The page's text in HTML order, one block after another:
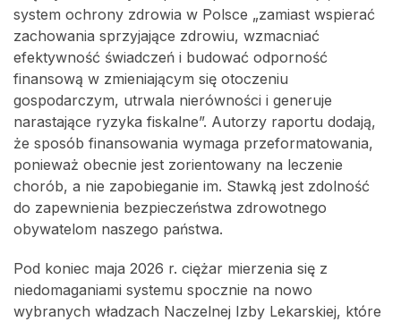
system ochrony zdrowia w Polsce „zamiast wspierać
zachowania sprzyjające zdrowiu, wzmacniać
efektywność świadczeń i budować odporność
finansową w zmieniającym się otoczeniu
gospodarczym, utrwala nierówności i generuje
narastające ryzyka fiskalne”. Autorzy raportu dodają,
że sposób finansowania wymaga przeformatowania,
ponieważ obecnie jest zorientowany na leczenie
chorób, a nie zapobieganie im. Stawką jest zdolność
do zapewnienia bezpieczeństwa zdrowotnego
obywatelom naszego państwa.
Pod koniec maja 2026 r. ciężar mierzenia się z
niedomaganiami systemu spocznie na nowo
wybranych władzach Naczelnej Izby Lekarskiej, które